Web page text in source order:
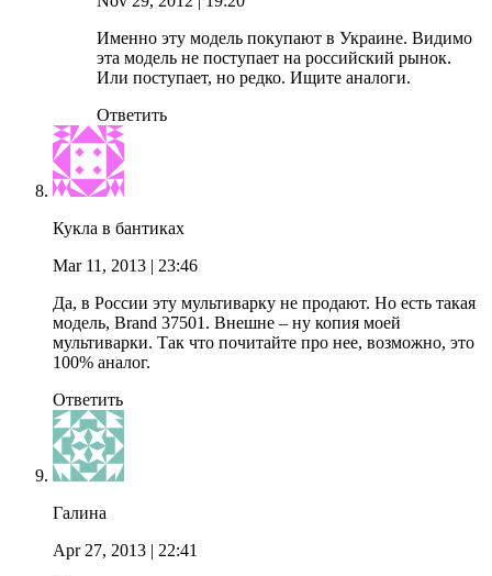
Именно эту модель покупают в Украине. Видимо
эта модель не поступает на российский рынок.
Или поступает, но редко. Ищите аналоги.
Ответить
Кукла в бантиках
Mar 11, 2013 | 23:46
Да, в России эту мультиварку не продают. Но есть такая
модель, Brand 37501. Внешне – ну копия моей
мультиварки. Так что почитайте про нее, возможно, это
100% аналог.
Ответить
Галина
Apr 27, 2013 | 22:41